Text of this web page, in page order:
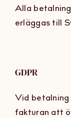
Alla
erläggas till
GDPR
Vid
fakturan att